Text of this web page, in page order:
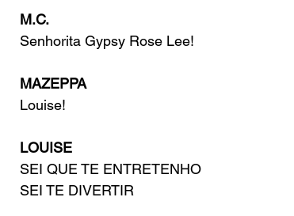
M.C.
Senhorita Gypsy Rose Lee!
MAZEPPA
Louise!
LOUISE
SEI QUE TE ENTRETENHO
SEI TE DIVERTIR